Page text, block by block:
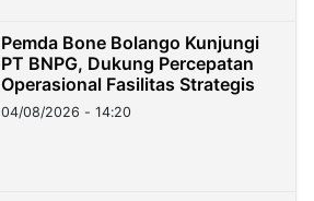
Pemda Bone Bolango Kunjungi
PT BNPG, Dukung Percepatan
Operasional Fasilitas Strategis
04/08/2026 - 14:20